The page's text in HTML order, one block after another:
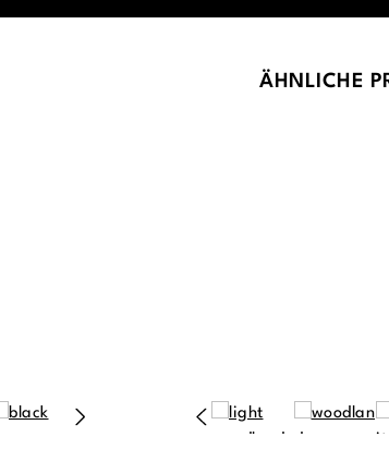
ÄHNLICHE